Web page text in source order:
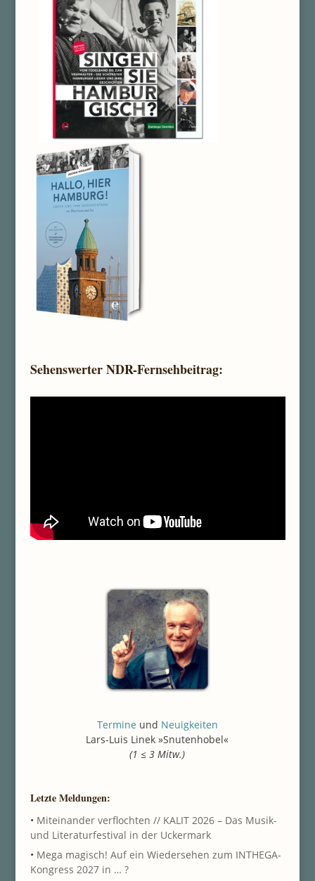
Sehenswerter NDR-Fernsehbeitrag:
Termine und Neuigkeiten
Lars-Luis Linek »Snutenhobel«
(1 ≤ 3 Mitw.)
Letzte Meldungen:
• Miteinander verflochten // KALIT 2026 – Das Musik-
und Literaturfestival in der Uckermark
• Mega magisch! Auf ein Wiedersehen zum INTHEGA-
Kongress 2027 in … ?